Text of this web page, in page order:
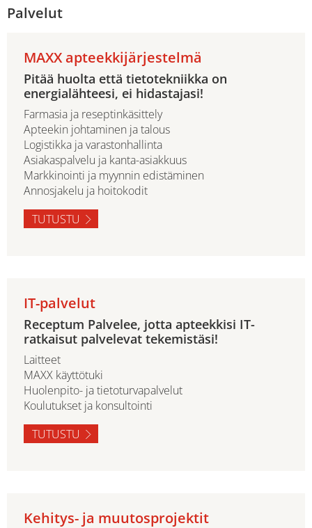
Palvelut
MAXX apteekkijärjestelmä
Pitää huolta että tietotekniikka on
energialähteesi, ei hidastajasi!
Farmasia ja reseptinkäsittely
Apteekin johtaminen ja talous
Logistikka ja varastonhallinta
Asiakaspalvelu ja kanta-asiakkuus
Markkinointi ja myynnin edistäminen
Annosjakelu ja hoitokodit
TUTUSTU
IT-palvelut
Receptum Palvelee, jotta apteekkisi IT-
ratkaisut palvelevat tekemistäsi!
Laitteet
MAXX käyttötuki
Huolenpito- ja tietoturvapalvelut
Koulutukset ja konsultointi
TUTUSTU
Kehitys- ja muutosprojektit